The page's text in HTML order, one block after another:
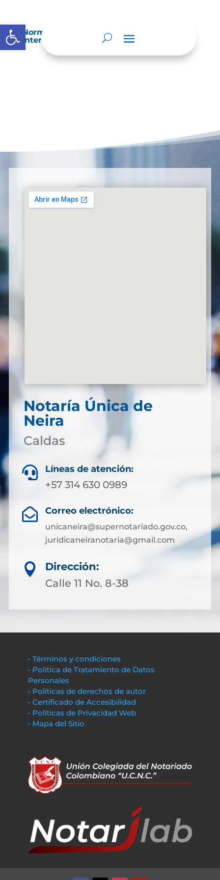
Abrir barra de herramientas
Normatividad especial que les aplique de
interés.
Notaría Única de
Neira
Caldas
 Líneas de atención:
+57 314 630 0989
 Correo electrónico:
unicaneira@supernotariado.gov.co,
juridicaneiranotaria@gmail.com

Dirección:
Calle 11 No. 8-38
• Términos y condiciones
• Política de Tratamiento de Datos
Personales
• Políticas de derechos de autor
• Certificado de Accesibilidad
• Políticas de Privacidad Web
• Mapa del Sitio